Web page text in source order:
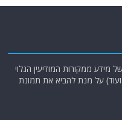
מידע ממקורות המודיעין הגלוי
ועוד) על מנת להביא את תמונת